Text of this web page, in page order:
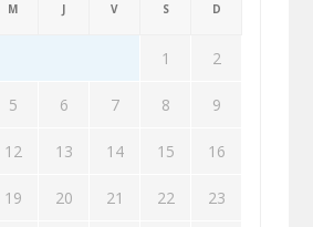
M J V S D
1 2
5 6 7 8 9
12 13 14 15 16
19 20 21 22 23